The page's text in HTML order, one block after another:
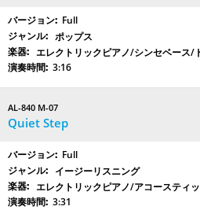
Full
ポップス
エレクトリックピアノ/シンセベース/
3:16
AL-840 M-07
Quiet Step
Full
イージーリスニング
エレクトリックピアノ/アコースティ
3:31